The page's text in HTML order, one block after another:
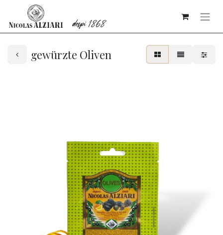
gewürzte Oliven